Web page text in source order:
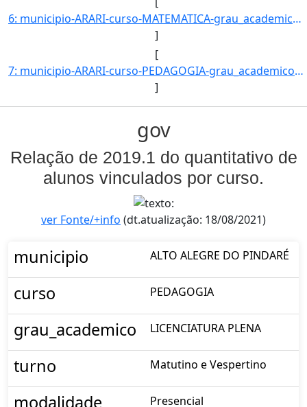
6: municipio-ARARI-curso-MATEMATICA-grau_academico-LICENCIATURA_PLENA-turno-Matutino-_Vespertino_e_Notu]
]
[
7: municipio-ARARI-curso-PEDAGOGIA-grau_academico-LICENCIATURA_PLENA-turno-Matutino-_Vespertino_e_Notur]
]
gov
Relação de 2019.1 do quantitativo de
alunos vinculados por curso.
ver Fonte/+info (dt.atualização: 18/08/2021)
municipio ALTO ALEGRE DO PINDARÉ
curso PEDAGOGIA
grau_academico LICENCIATURA PLENA
turno Matutino e Vespertino
modalidade Presencial